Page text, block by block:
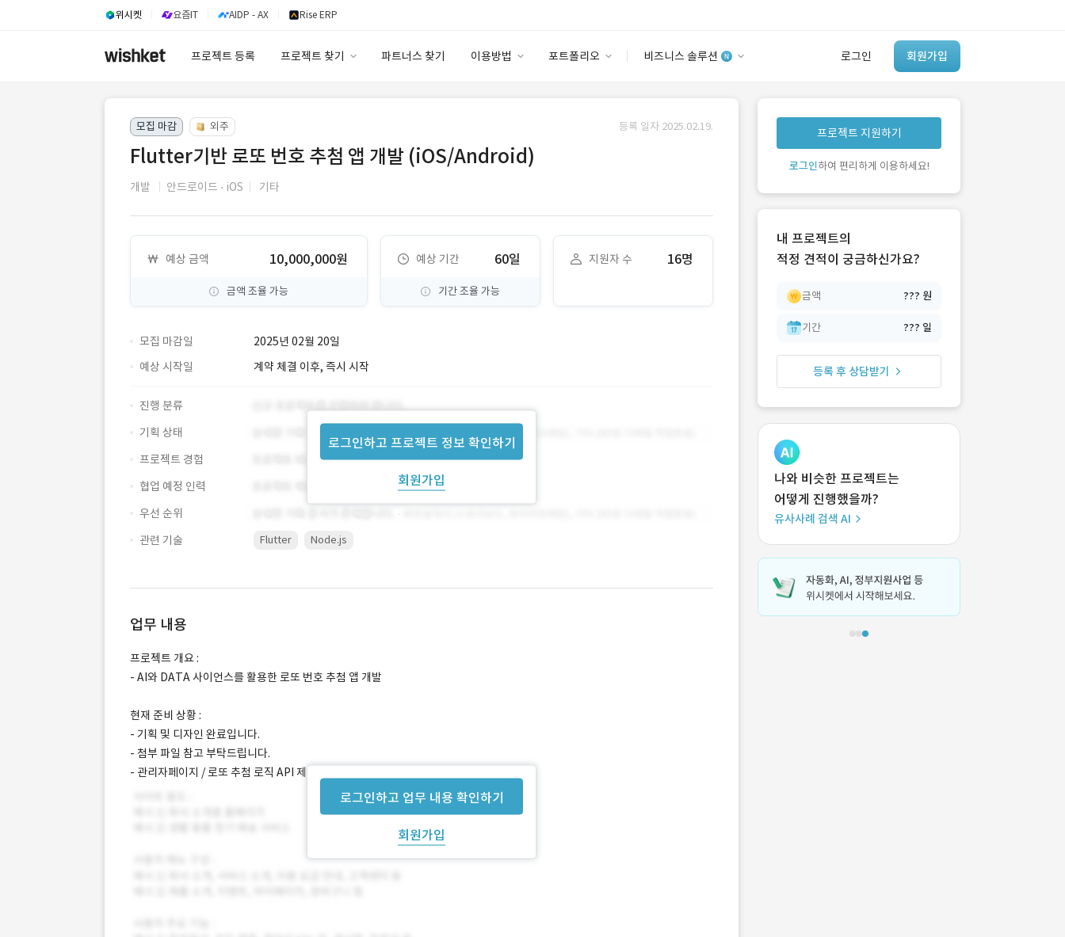
위시켓 요즘IT AIDP - AX Rise ERP
프로젝트 등록 프로젝트 찾기 파트너스 찾기 이용방법 포트폴리오 비즈니스 솔루션 로그인 회원가입
이용요금
고객센터
안심 코드 케어
유사사례 검색 AI
‘이런 거’ 만들어본
개발 회사 있어?
모집 마감 외주 등록 일자 2025.02.19.
Flutter기반 로또 번호 추첨 앱 개발 (iOS/Android)
개발 안드로이드 iOS 기타
예상 금액 10,000,000원
금액 조율 가능
예상 기간 60일
기간 조율 가능
지원자 수 16명
모집 마감일 2025년 02월 20일
로그인하고 프로젝트 정보 확인하기
회원가입
예상 시작일 계약 체결 이후, 즉시 시작
진행 분류
기획 상태
프로젝트 경험
협업 예정 인력
우선 순위
관련 기술
Flutter Node.js
업무 내용
로그인하고 업무 내용 확인하기
회원가입
프로젝트 개요 :
- AI와 DATA 사이언스를 활용한 로또 번호 추첨 앱 개발
현재 준비 상황 :
- 기획 및 디자인 완료입니다.
- 첨부 파일 참고 부탁드립니다.
- 관리자페이지 / 로또 추첨 로직 API 제공해드립니다.
프로젝트 지원하기
로그인하여 편리하게 이용하세요!
내 프로젝트의
적정 견적이 궁금하신가요?
금액 ??? 원
기간 ??? 일
등록 후 상담받기
나와 비슷한 프로젝트는
어떻게 진행했을까?
유사사례 검색 AI